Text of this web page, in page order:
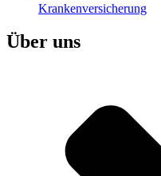
Krankenversicherung
Über uns